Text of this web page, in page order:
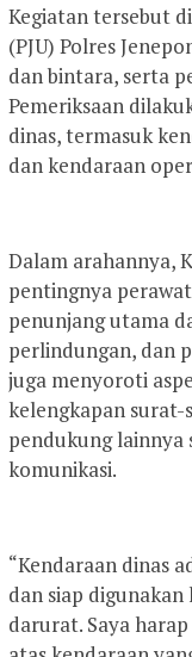
Kegiatan tersebut
(PJU) Polres
dan bintara, serta
Pemeriksaan
dinas, termasuk
dan kendaraan
Dalam arahannya,
pentingnya
penunjang utama
perlindungan, dan
juga menyoroti
kelengkapan
pendukung
komunikasi.
“Kendaraan dinas
dan siap
darurat. Saya